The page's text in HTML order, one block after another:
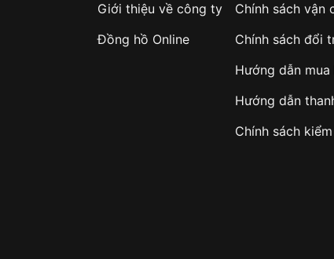
hợp với ai?
không phô trương
Giới thiệu về công ty
Đồng hồ Online
Chính sách vận
Chính sách đổi
Hướng dẫn mua
Hướng dẫn
Chính sách